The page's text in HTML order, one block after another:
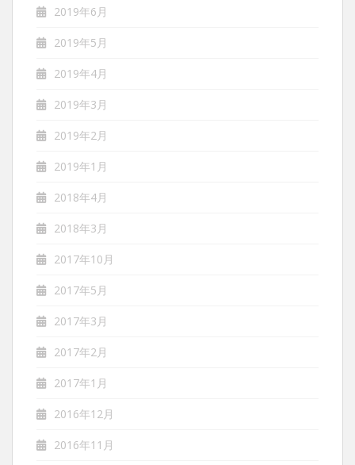
2019年6月
2019年5月
2019年4月
2019年3月
2019年2月
2019年1月
2018年4月
2018年3月
2017年10月
2017年5月
2017年3月
2017年2月
2017年1月
2016年12月
2016年11月